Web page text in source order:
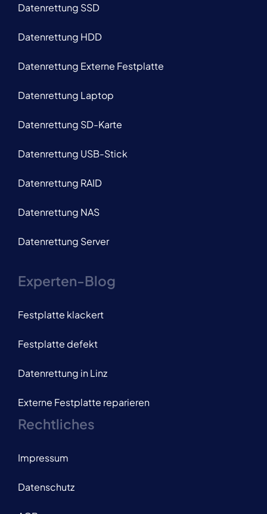
Datenrettung SSD
Datenrettung HDD
Datenrettung Externe Festplatte
Datenrettung Laptop
Datenrettung SD-Karte
Datenrettung USB-Stick
Datenrettung RAID
Datenrettung NAS
Datenrettung Server
Experten-Blog
Festplatte klackert
Festplatte defekt
Datenrettung in Linz
Externe Festplatte reparieren
Rechtliches
Impressum
Datenschutz